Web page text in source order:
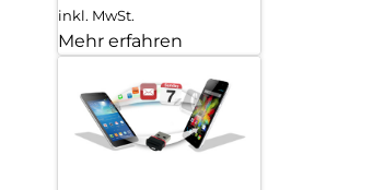
inkl. MwSt.
Mehr erfahren